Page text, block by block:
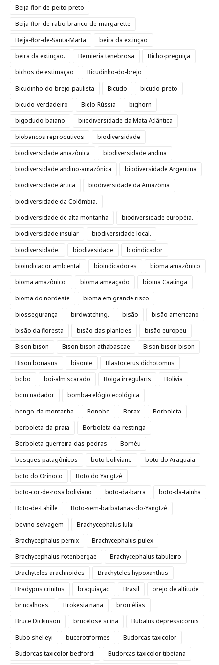
Beija-flor-de-peito-preto
Beija-flor-de-rabo-branco-de-margarette
Beija-flor-de-Santa-Marta
beira da extinção
beira da extinção.
Bernieria tenebrosa
Bicho-preguiça
bichos de estimação
Bicudinho-do-brejo
Bicudinho-do-brejo-paulista
Bicudo
bicudo-preto
bicudo-verdadeiro
Bielo-Rússia
bighorn
bigodudo-baiano
biiodiversidade da Mata Atlântica
biobancos reprodutivos
biodiversidade
biodiversidade amazônica
biodiversidade andina
biodiversidade andino-amazônica
biodiversidade Argentina
biodiversidade ártica
biodiversidade da Amazônia
biodiversidade da Colômbia.
biodiversidade de alta montanha
biodiversidade européia.
biodiversidade insular
biodiversidade local.
biodiversidade.
biodivesidade
bioindicador
bioindicador ambiental
bioindicadores
bioma amazônico
bioma amazônico.
bioma ameaçado
bioma Caatinga
bioma do nordeste
bioma em grande risco
biossegurança
birdwatching. bisão
bisão americano
bisão da floresta
bisão das planícies
bisão europeu
Bison bison
Bison bison athabascae
Bison bison bison
Bison bonasus
bisonte
Blastocerus dichotomus
bobo
boi-almiscarado Boiga irregularis
Bolívia
bom nadador
bomba-relógio ecológica
bongo-da-montanha
Bonobo Borax
Borboleta
borboleta-da-praia
Borboleta-da-restinga
Borboleta-guerreira-das-pedras
Bornéu
bosques patagônicos
boto boliviano
boto do Araguaia
boto do Orinoco
Boto do Yangtzé
boto-cor-de-rosa boliviano
boto-da-barra
boto-da-tainha
Boto-de-Lahille
Boto-sem-barbatanas-do-Yangtzé
bovino selvagem
Brachycephalus lulai
Brachycephalus pernix
Brachycephalus pulex
Brachycephalus rotenbergae
Brachycephalus tabuleiro
Brachyteles arachnoides
Brachyteles hypoxanthus
Bradypus crinitus
braquiação Brasil
brejo de altitude
brincalhões.
Brokesia nana
bromélias
Bruce Dickinson
brucelose suína
Bubalus depressicornis
Bubo shelleyi
bucerotiformes
Budorcas taxicolor
Budorcas taxicolor bedfordi
Budorcas taxicolor tibetana